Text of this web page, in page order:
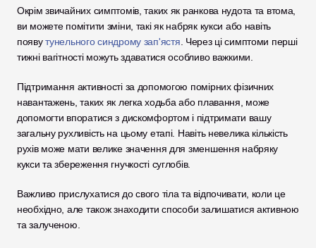
Окрім звичайних симптомів, таких як ранкова нудота та втома,
ви можете помітити зміни, такі як набряк кукси або навіть
появу тунельного синдрому зап'ястя . Через ці симптоми перші
тижні вагітності можуть здаватися особливо важкими.
Підтримання активності за допомогою помірних фізичних
навантажень, таких як легка ходьба або плавання, може
допомогти впоратися з дискомфортом і підтримати вашу
загальну рухливість на цьому етапі. Навіть невелика кількість
рухів може мати велике значення для зменшення набряку
кукси та збереження гнучкості суглобів.
Важливо прислухатися до свого тіла та відпочивати, коли це
необхідно, але також знаходити способи залишатися активною
та залученою.